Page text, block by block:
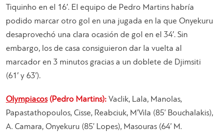
Tiquinho en el 16′. El equipo de Pedro Martins habría
podido marcar otro gol en una jugada en la que Onyekuru
desaprovechó una clara ocasión de gol en el 34′. Sin
embargo, los de casa consiguieron dar la vuelta al
marcador en 3 minutos gracias a un doblete de Djimsiti
(61′ y 63′).
Olympiacos(Pedro Martins): Vaclik, Lala, Manolas,
Papastathopoulos, Cisse, Reabciuk, M’Vila (85’ Bouchalakis),
A. Camara, Onyekuru (85’ Lopes), Masouras (64’ M.